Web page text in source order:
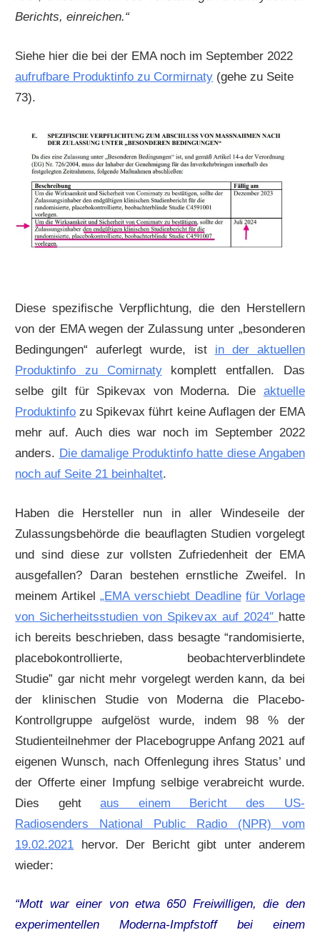
Berichts, einreichen.“
Siehe hier die bei der EMA noch im September 2022
aufrufbare Produktinfo zu Cormirnaty (gehe zu Seite
73).
Diese spezifische Verpflichtung, die den Herstellern
von der EMA wegen der Zulassung unter „besonderen
Bedingungen“ auferlegt wurde, ist in der aktuellen
Produktinfo zu Comirnatykomplett entfallen. Das
selbe gilt für Spikevax von Moderna. Die aktuelle
Produktinfo zu Spikevax führt keine Auflagen der EMA
mehr auf. Auch dies war noch im September 2022
anders. Die damalige Produktinfo hatte diese Angaben
noch auf Seite 21 beinhaltet.
Haben die Hersteller nun in aller Windeseile der
Zulassungsbehörde die beauflagten Studien vorgelegt
und sind diese zur vollsten Zufriedenheit der EMA
ausgefallen? Daran bestehen ernstliche Zweifel. In
meinem Artikel„EMA verschiebt Deadline für Vorlage
von Sicherheitsstudien von Spikevax auf 2024″ hatte
ich bereits beschrieben, dass besagte “randomisierte,
placebokontrollierte, beobachterverblindete
Studie” gar nicht mehr vorgelegt werden kann, da bei
der klinischen Studie von Moderna die Placebo-
Kontrollgruppe aufgelöst wurde, indem 98 % der
Studienteilnehmer der Placebogruppe Anfang 2021 auf
eigenen Wunsch, nach Offenlegung ihres Status’ und
der Offerte einer Impfung selbige verabreicht wurde.
Dies gehtaus einem Bericht des US-
Radiosenders National Public Radio (NPR) vom
19.02.2021 hervor. Der Bericht gibt unter anderem
wieder:
“Mott war einer von etwa 650 Freiwilligen, die den
experimentellen Moderna-Impfstoff bei einem